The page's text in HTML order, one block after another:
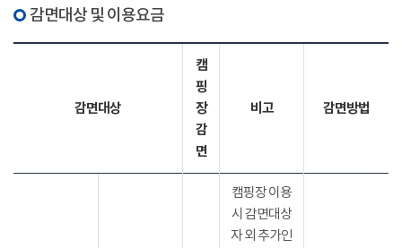
감면대상 및 이용요금
감면대상
캠
핑
장
감
면
비고 감면방법
캠핑장 이용
시 감면대상
자 외 추가인